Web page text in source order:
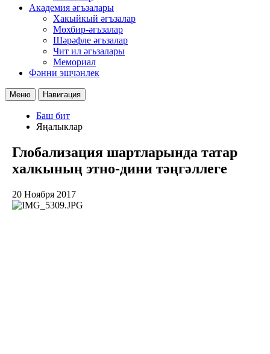
Академия әгъзалары
Хакыйкый әгъзалар
Мөхбир-әгьзалар
Шәрәфле әгьзалар
Чит ил әгьзалары
Мемориал
Фәнни эшчәнлек
Меню Навигация
Баш бит
Яңалыклар
Глобализация шартларында татар
халкының этно-дини тәңгәллеге
20 Ноября 2017